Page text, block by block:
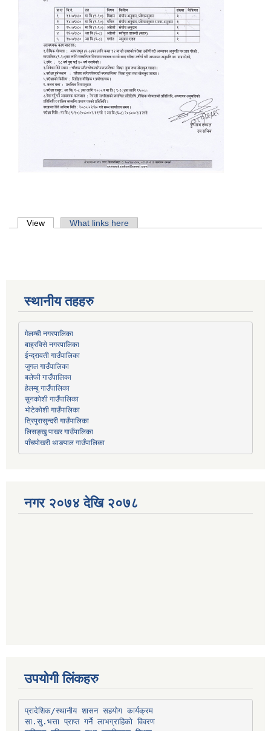
Primary tabs
View (active tab)What links here
स्थानीय तहहरु
मेलम्ची नगरपालिका
बाह्रविसे नगरपालिका
ईन्द्रावती गाउँपालिका
जुगल गाउँपालिका
बलेफी गाउँपालिका
हेलम्बु गाउँपालिका
सुनकोशी गाउँपालिका
भोटेकोशी गाउँपालिका
त्रिपुरासुन्दरी गाउँपालिका
लिसङ्खु पाखर गाउँपालिका
पाँचपोखरी थाङपाल गाउँपालिका
नगर २०७४ देखि २०७८
उपयोगी लिंकहरु
प्रादेशिक/स्थानीय शासन सहयोग कार्यक्रम
सा.सु.भत्ता प्राप्त गर्ने लाभग्राहिको विवरण